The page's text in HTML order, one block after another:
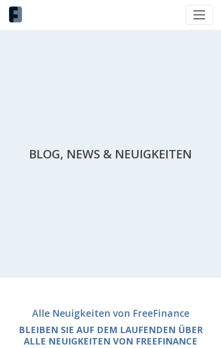
BLOG, NEWS & NEUIGKEITEN
Alle Neuigkeiten von FreeFinance
BLEIBEN SIE AUF DEM LAUFENDEN ÜBER
ALLE NEUIGKEITEN VON FREEFINANCE